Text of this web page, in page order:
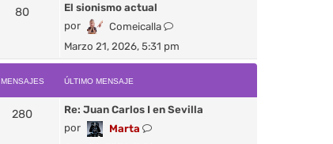
s
a
j
e
e
n
j
l
i
m
m
e
80
El sionismo actual
por
Comeicalla
V
t
i
Marzo 21, 2026, 5:31 pm
MENSAJES ÚLTIMO MENSAJE
280
Re: Juan Carlos I en Sevilla
por
Marta
V